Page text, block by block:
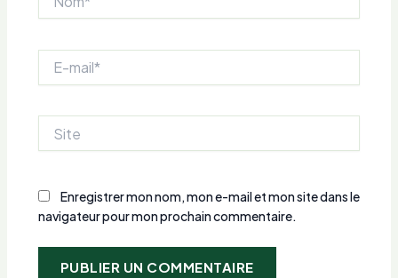
mail*
Enregistrer mon nom, mon e-mail et mon site dans le
navigateur pour mon prochain commentaire.